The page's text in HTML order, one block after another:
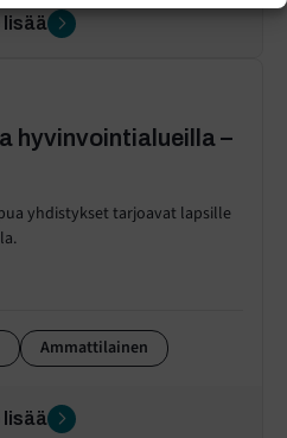
lisää
hyvinvointialueilla –
yhdistykset tarjoavat lapsille
Ammattilainen
lisää